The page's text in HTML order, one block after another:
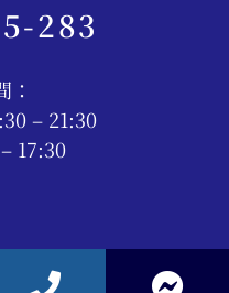
283
：
– 21:30
17:30